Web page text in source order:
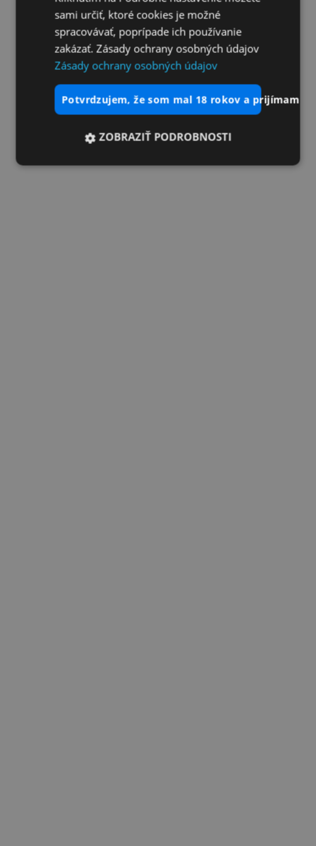
sami určiť, ktoré cookies je možné
spracovávať, poprípade ich používanie
zakázať. Zásady ochrany osobných údajov
Zásady ochrany osobných údajov
potvrdzujem, že som mal 18 rokov a prijímam
ZOBRAZIŤ PODROBNOSTI